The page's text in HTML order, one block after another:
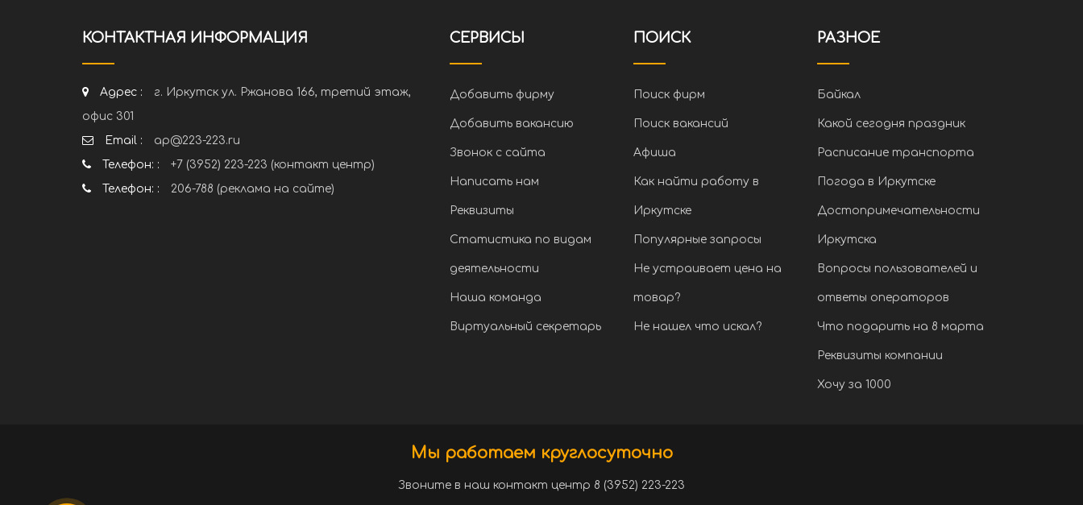
КОНТАКТНАЯ ИНФОРМАЦИЯ
Адрес :
г. Иркутск ул. Ржанова 166, третий этаж,
офис 301
Email :
ap@223-223.ru
Телефон: :
+7 (3952) 223-223 (контакт центр)
Телефон: :
206-788 (реклама на сайте)
СЕРВИСЫ
Добавить фирму
Добавить вакансию
Звонок с сайта
Написать нам
Реквизиты
Статистика по видам
деятельности
Наша команда
Виртуальный секретарь
ПОИСК
Поиск фирм
Поиск вакансий
Афиша
Как найти работу в
Иркутске
Популярные запросы
Не устраивает цена на
товар?
Не нашел что искал?
РАЗНОЕ
Байкал
Какой сегодня праздник
Расписание транспорта
Погода в Иркутске
Достопримечательности
Иркутска
Вопросы пользователей и
ответы операторов
Что подарить на 8 марта
Реквизиты компании
Хочу за 1000
Мы работаем круглосуточно
Звоните в наш контакт центр 8 (3952) 223-223